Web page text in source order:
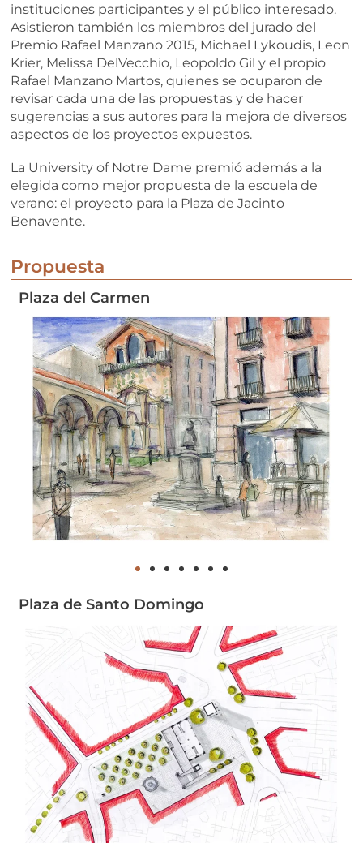
instituciones participantes y el público interesado.
Asistieron también los miembros del jurado del
Premio Rafael Manzano 2015, Michael Lykoudis, Leon
Krier, Melissa DelVecchio, Leopoldo Gil y el propio
Rafael Manzano Martos, quienes se ocuparon de
revisar cada una de las propuestas y de hacer
sugerencias a sus autores para la mejora de diversos
aspectos de los proyectos expuestos.
La University of Notre Dame premió además a la
elegida como mejor propuesta de la escuela de
verano: el proyecto para la Plaza de Jacinto
Benavente.
Propuesta
Plaza del Carmen
Plaza de Santo Domingo